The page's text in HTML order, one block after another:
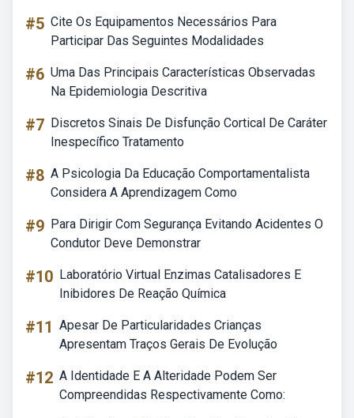
#5 Cite Os Equipamentos Necessários Para
Participar Das Seguintes Modalidades
#6 Uma Das Principais Características Observadas
Na Epidemiologia Descritiva
#7 Discretos Sinais De Disfunção Cortical De Caráter
Inespecífico Tratamento
#8 A Psicologia Da Educação Comportamentalista
Considera A Aprendizagem Como
#9 Para Dirigir Com Segurança Evitando Acidentes O
Condutor Deve Demonstrar
#10 Laboratório Virtual Enzimas Catalisadores E
Inibidores De Reação Química
#11 Apesar De Particularidades Crianças
Apresentam Traços Gerais De Evolução
#12 A Identidade E A Alteridade Podem Ser
Compreendidas Respectivamente Como: